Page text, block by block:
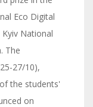
Eco Digital
National
The
27/10),
the students'
on